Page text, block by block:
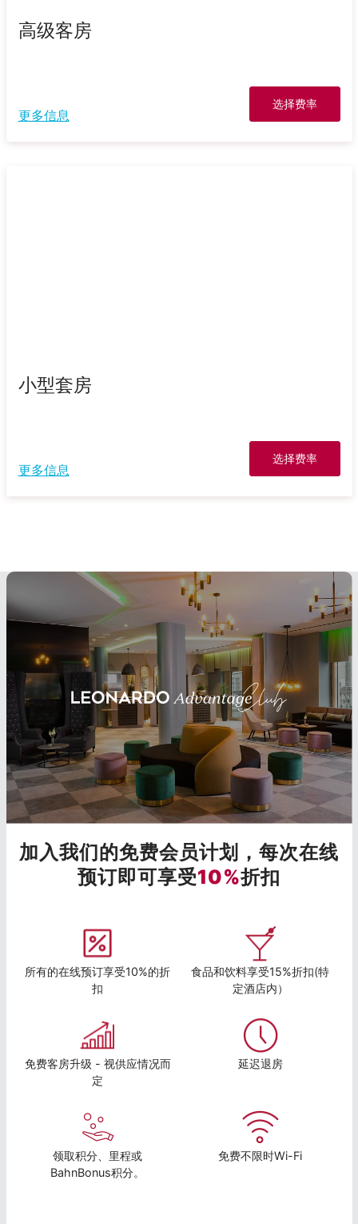
高级客房
更多信息
选择费率
小型套房
更多信息
选择费率
加入我们的免费会员计划，每次在线
预订即可享受10%折扣
所有的在线预订享受10%的折
扣
食品和饮料享受15%折扣(特
定酒店内）
免费客房升级 - 视供应情况而
定
延迟退房
领取积分、里程或
BahnBonus积分。
免费不限时Wi-Fi